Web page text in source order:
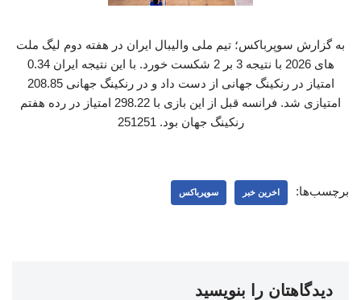
به گزارش سوپرباکس؛ تیم ملی والیبال ایران در هفته دوم لیگ ملت
های 2026 با نتیجه 3 بر 2 شکست خورد. با این نتیجه ایران 0.34
امتیاز در رنکینگ جهانی از دست داد و در رنکینگ جهانی 208.85
امتیازی شد. فرانسه قبل از این بازی با 298.22 امتیاز در رده هفتم
رنکینگ جهان بود. 251251
برچسب‌ها: اخرین خبر سوپرباکس
دیدگاهتان را بنویسید